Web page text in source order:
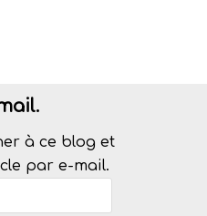
à ce blog et
par e-mail.